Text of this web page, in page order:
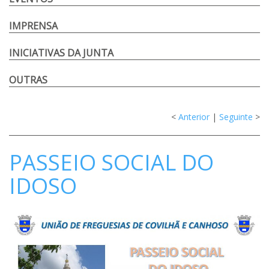
IMPRENSA
INICIATIVAS DA JUNTA
OUTRAS
< Anterior | Seguinte >
PASSEIO SOCIAL DO
IDOSO